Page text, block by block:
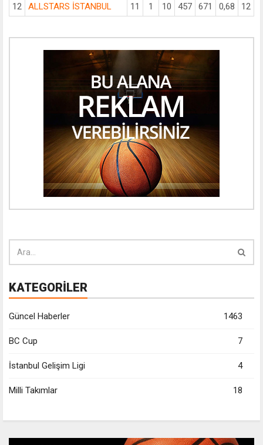
12
ALLSTARS İSTANBUL 11 1 10 457 671 0,68 12
KATEGORİLER
Güncel Haberler 1463
BC Cup 7
İstanbul Gelişim Ligi 4
Milli Takımlar 18